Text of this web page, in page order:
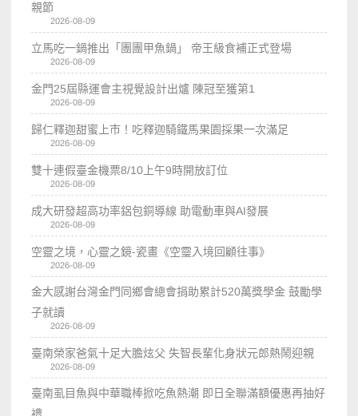
親節
2026-08-09
立馬吃一鍋推出「團團甲魚鍋」 帝王級食補正式登場
2026-08-09
金門25屆縣運會主視覺設計出爐 陳冠至獲第1
2026-08-09
歸仁釋迦甜蜜上市！吃釋迦騎鐵馬果園採果一次滿足
2026-08-09
雙十連假臺金機票8/10上午9時開放訂位
2026-08-09
成大研發超高功率鋁包銅導線 助電動車與AI發展
2026-08-09
空靈之境，心靈之鏡-瓷畫《空𩆜入境回顧往事》
2026-08-09
金大感謝台灣金門同鄉會總會捐助累計520萬獎學金 鼓勵學
子就讀
2026-08-09
臺南榮家爸氣十足大膽炫父 失智長輩化身狀元郎熱鬧迎親
2026-08-09
臺南虱目魚與中華職棒掀吃魚熱潮 即日全聯滿額優惠再抽好